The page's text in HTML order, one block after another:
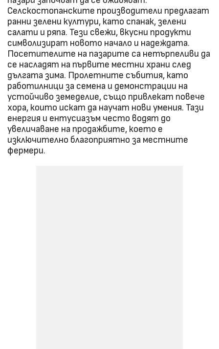
Селскостопанските производители предлагат
ранни зелени култури, като спанак, зелени
салати и ряпа. Тези свежи, вкусни продукти
символизират новото начало и надеждата.
Посетителите на пазарите са нетърпеливи да
се насладят на първите местни храни след
дългата зима. Пролетните събития, като
работилници за семена и демонстрации на
устойчиво земеделие, също привлекат повече
хора, които искат да научат нови умения. Тази
енергия и ентусиазъм често водят до
увеличаване на продажбите, което е
изключително благоприятно за местните
фермери.